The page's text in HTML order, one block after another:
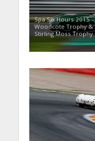
Spa Six Hours 2015 –
Woodcote Trophy &
Stirling Moss Trophy